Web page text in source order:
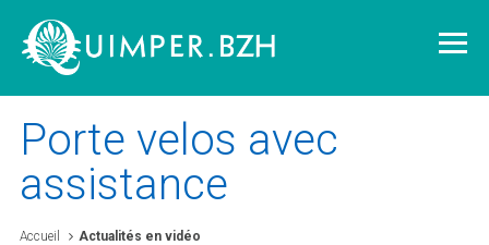
Vivre à Quimper
Porte velos avec
assistance
Accueil Actualités en vidéo